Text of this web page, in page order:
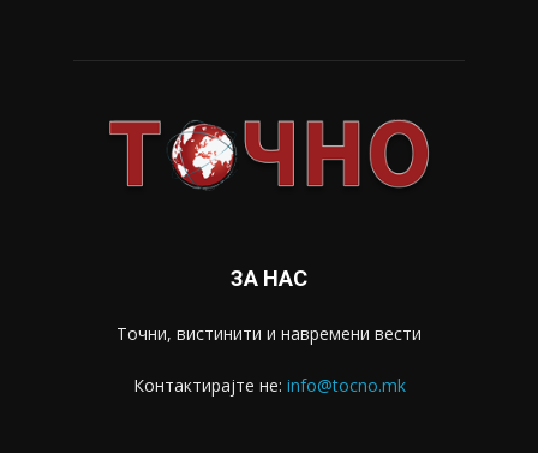
ЗА НАС
Точни, вистинити и навремени вести
Контактирајте не: info@tocno.mk